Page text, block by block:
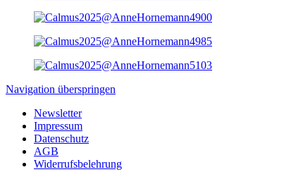
Navigation überspringen
Newsletter
Impressum
Datenschutz
AGB
Widerrufsbelehrung